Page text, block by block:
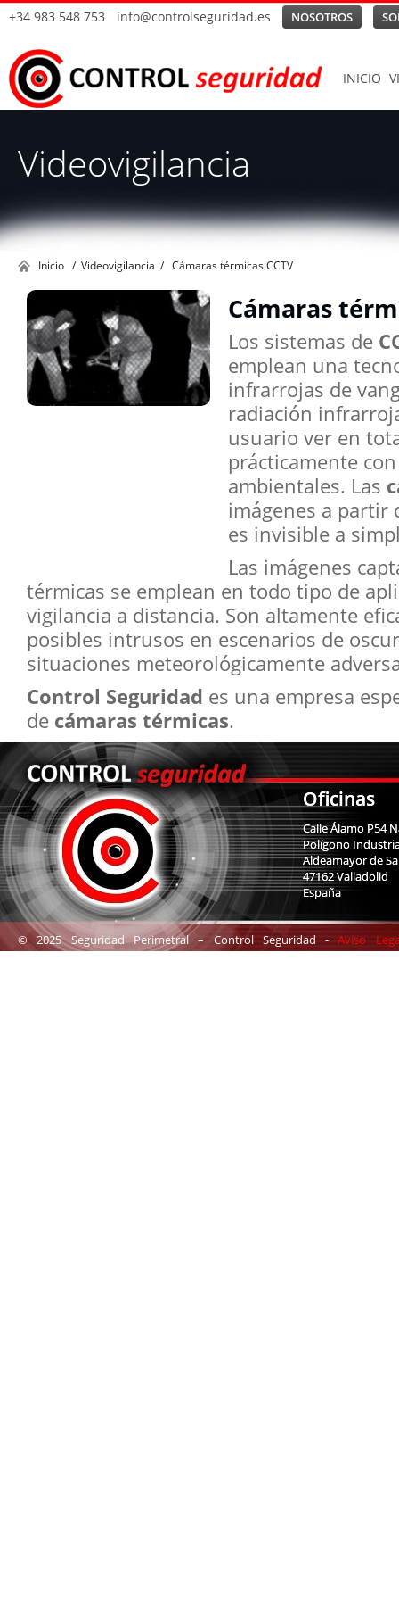
+34 983 548 753 info@controlseguridad.es NOSOTROS
INICIO
Videovigilancia
Inicio / Videovigilancia / Cámaras térmicas CCTV
Cámaras
Los sistemas de
emplean una
infrarrojas de
radiación
usuario ver en
prácticamente
ambientales. Las
imágenes a partir
es invisible a
Las imágenes
térmicas se emplean en todo tipo de
vigilancia a distancia. Son altamente
posibles intrusos en escenarios de
situaciones meteorológicamente
Control Seguridad es una empresa
de cámaras térmicas.
Oficinas
Calle Álamo P54
Polígono
Aldeamayor de
47162 Valladolid
España
© 2025 Seguridad Perimetral – Control Seguridad -Aviso
Condiciones Generales de Uso